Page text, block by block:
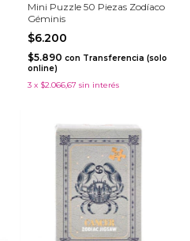
Mini Puzzle 50 Piezas Zodíaco
Géminis
$6.200
$5.890 con Transferencia (solo
online)
3 x $2.066,67 sin interés